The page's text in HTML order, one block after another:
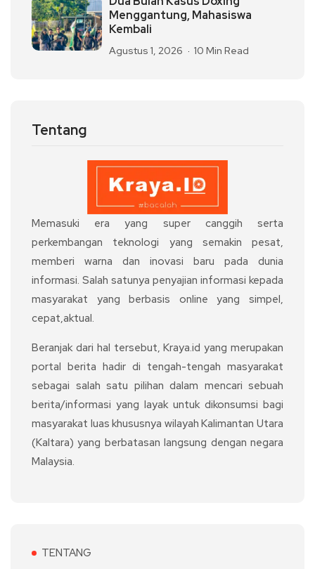
Menggantung, Mahasiswa
Kembali
Agustus 1, 2026 10 Min Read
Tentang
Memasuki era yang super canggih serta
perkembangan teknologi yang semakin pesat,
memberi warna dan inovasi baru pada dunia
informasi. Salah satunya penyajian informasi kepada
masyarakat yang berbasis online yang simpel,
cepat,aktual.
Beranjak dari hal tersebut, Kraya.id yang merupakan
portal berita hadir di tengah-tengah masyarakat
sebagai salah satu pilihan dalam mencari sebuah
berita/informasi yang layak untuk dikonsumsi bagi
masyarakat luas khususnya wilayah Kalimantan Utara
(Kaltara) yang berbatasan langsung dengan negara
Malaysia.
TENTANG